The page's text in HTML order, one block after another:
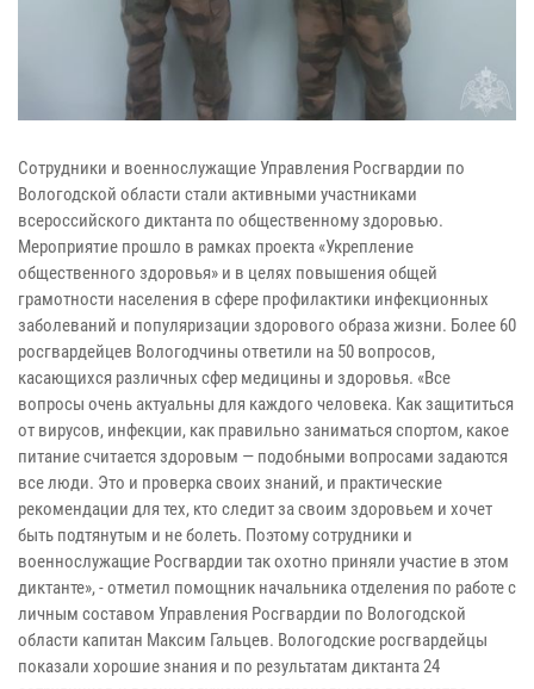
Сотрудники и военнослужащие Управления Росгвардии по
Вологодской области стали активными участниками
всероссийского диктанта по общественному здоровью.
Мероприятие прошло в рамках проекта «Укрепление
общественного здоровья» и в целях повышения общей
грамотности населения в сфере профилактики инфекционных
заболеваний и популяризации здорового образа жизни. Более 60
росгвардейцев Вологодчины ответили на 50 вопросов,
касающихся различных сфер медицины и здоровья. «Все
вопросы очень актуальны для каждого человека. Как защититься
от вирусов, инфекции, как правильно заниматься спортом, какое
питание считается здоровым — подобными вопросами задаются
все люди. Это и проверка своих знаний, и практические
рекомендации для тех, кто следит за своим здоровьем и хочет
быть подтянутым и не болеть. Поэтому сотрудники и
военнослужащие Росгвардии так охотно приняли участие в этом
диктанте», - отметил помощник начальника отделения по работе с
личным составом Управления Росгвардии по Вологодской
области капитан Максим Гальцев. Вологодские росгвардейцы
показали хорошие знания и по результатам диктанта 24